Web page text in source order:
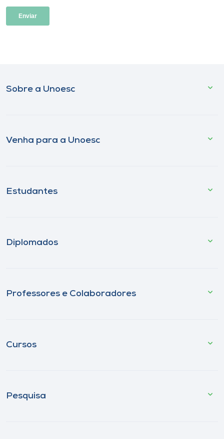
Sobre a Unoesc
Venha para a Unoesc
Estudantes
Diplomados
Professores e Colaboradores
Cursos
Pesquisa